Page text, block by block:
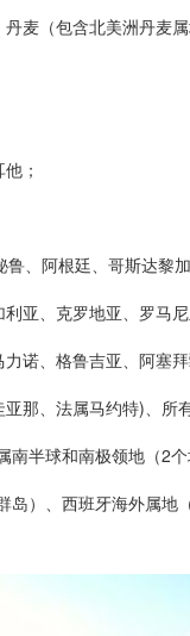
麦（包含北美洲丹麦
；
、阿根廷、哥斯达黎
亚、克罗地亚、罗马
诺、格鲁吉亚、阿塞
那、法属马约特)、所
半球和南极领地（2
）、西班牙海外属地